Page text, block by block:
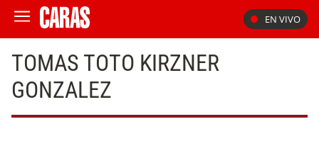
EN VIVO
TOMAS TOTO KIRZNER
GONZALEZ